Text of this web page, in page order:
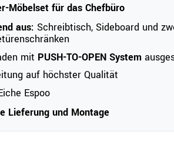
Möbelset für das Chefbüro
aus: Schreibtisch, Sideboard und
mit PUSH-TO-OPEN System
auf höchster Qualität
Espoo
Lieferung und Montage